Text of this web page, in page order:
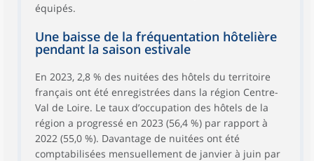
équipés.
Une baisse de la fréquentation hôtelière
pendant la saison estivale
En 2023, 2,8 % des nuitées des hôtels du territoire
français ont été enregistrées dans la région Centre-
Val de Loire. Le taux d’occupation des hôtels de la
région a progressé en 2023 (56,4 %) par rapport à
2022 (55,0 %). Davantage de nuitées ont été
comptabilisées mensuellement de janvier à juin par